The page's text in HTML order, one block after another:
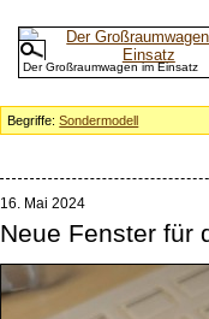
Der Großraumwagen im Einsatz
Begriffe:Sondermodell
16. Mai 2024
Neue Fenster für